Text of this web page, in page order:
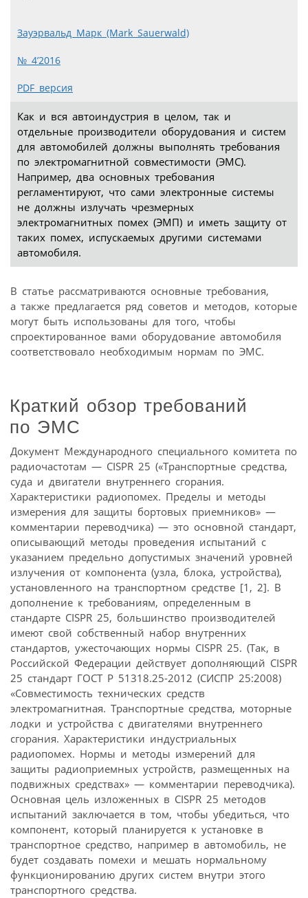
Зауэрвальд Марк (Mark Sauerwald)
№ 4’2016
PDF версия
Как и вся автоиндустрия в целом, так и
отдельные производители оборудования и систем
для автомобилей должны выполнять требования
по электромагнитной совместимости (ЭМС).
Например, два основных требования
регламентируют, что сами электронные системы
не должны излучать чрезмерных
электромагнитных помех (ЭМП) и иметь защиту от
таких помех, испускаемых другими системами
автомобиля.
В статье рассматриваются основные требования,
а также предлагается ряд советов и методов, которые
могут быть использованы для того, чтобы
спроектированное вами оборудование автомобиля
соответствовало необходимым нормам по ЭМС.
Краткий обзор требований
по ЭМС
Документ Международного специального комитета по
радиочастотам — CISPR 25 («Транспортные средства,
суда и двигатели внутреннего сгорания.
Характеристики радиопомех. Пределы и методы
измерения для защиты бортовых приемников» —
комментарии переводчика) — это основной стандарт,
описывающий методы проведения испытаний с
указанием предельно допустимых значений уровней
излучения от компонента (узла, блока, устройства),
установленного на транспортном средстве [1, 2]. В
дополнение к требованиям, определенным в
стандарте CISPR 25, большинство производителей
имеют свой собственный набор внутренних
стандартов, ужесточающих нормы CISPR 25. (Так, в
Российской Федерации действует дополняющий CISPR
25 стандарт ГОСТ Р 51318.25-2012 (СИСПР 25:2008)
«Совместимость технических средств
электромагнитная. Транспортные средства, моторные
лодки и устройства с двигателями внутреннего
сгорания. Характеристики индустриальных
радиопомех. Нормы и методы измерений для
защиты радиоприемных устройств, размещенных на
подвижных средствах» — комментарии переводчика).
Основная цель изложенных в CISPR 25 методов
испытаний заключается в том, чтобы убедиться, что
компонент, который планируется к установке в
транспортное средство, например в автомобиль, не
будет создавать помехи и мешать нормальному
функционированию других систем внутри этого
транспортного средства.